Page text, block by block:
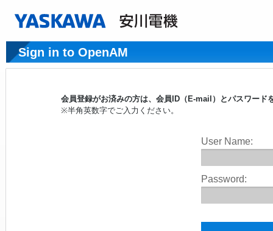
Sign in to OpenAM
会員登録がお済みの方は、会員ID（E-mail）とパスワー
※半角英数字でご入力ください。
User Name:
Password: